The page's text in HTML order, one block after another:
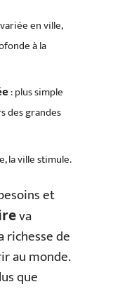
en ville,
à la
: plus simple
des grandes
la ville stimule.
et
va
richesse de
au monde.
que